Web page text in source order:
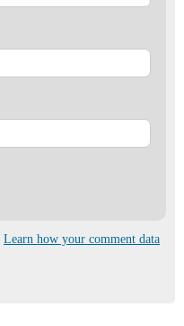
Learn how your comment data